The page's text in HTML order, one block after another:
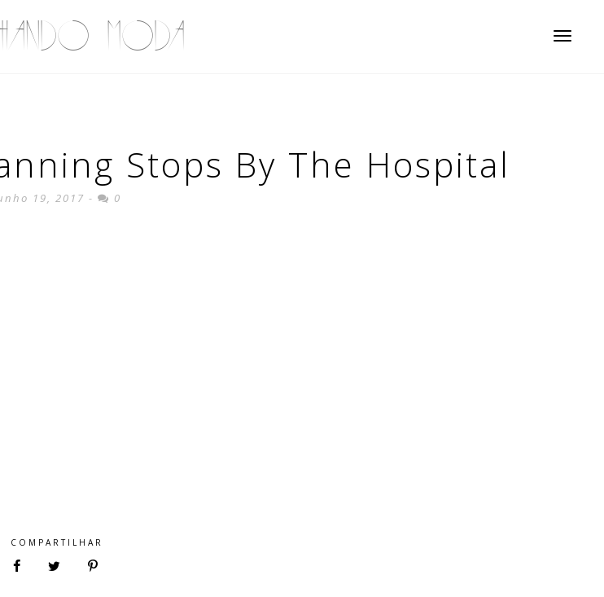
Toggle
MODA
Stops By The Hospital
19, 2017 - 0
COMPARTILHAR